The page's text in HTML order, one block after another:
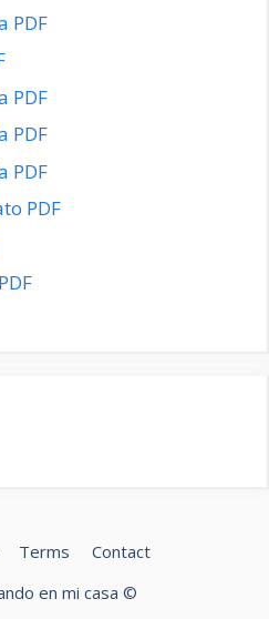
PDF
PDF
PDF
PDF
PDF
Terms
Contact
en mi casa ©